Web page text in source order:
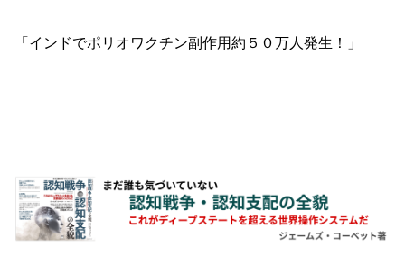
「インドでポリオワクチン副作用約５０万人発生！」